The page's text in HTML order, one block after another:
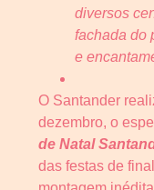
diversos
fachada do
e
O Santander
dezembro, o
de Natal
das festas de